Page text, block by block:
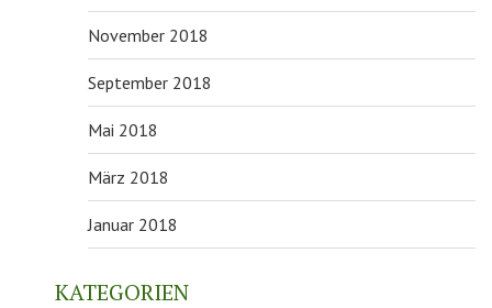
November 2018
September 2018
Mai 2018
März 2018
Januar 2018
KATEGORIEN